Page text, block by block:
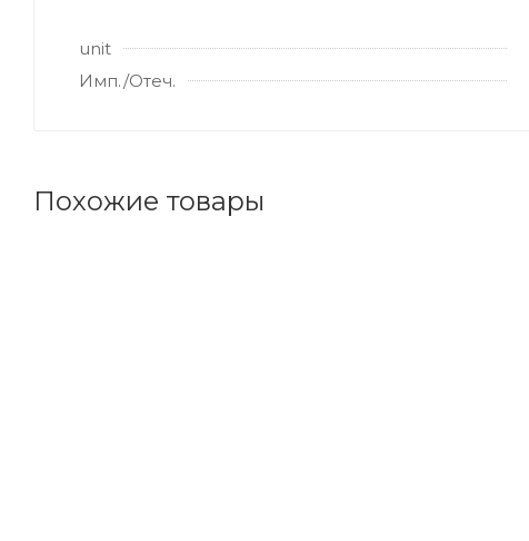
unit
Имп./Отеч.
Похожие товары